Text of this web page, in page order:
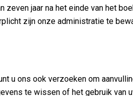
jaar na het einde van het
zijn onze administratie te
u ons ook verzoeken om
te wissen of het gebruik van